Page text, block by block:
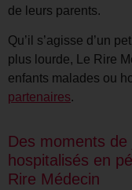
de leurs parents.
Qu’il s’agisse d’un
plus lourde, Le Rire
enfants malades ou
partenaires.
Des moments
hospitalisés en
Rire Médecin